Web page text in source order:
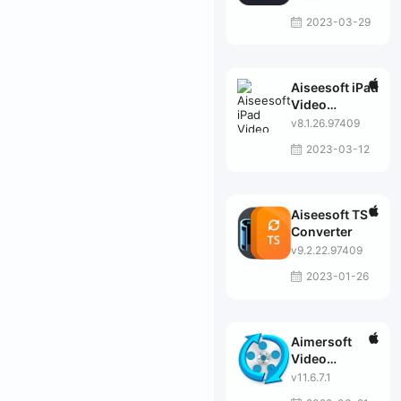
2023-03-29
Aiseesoft iPad
Video
Converter
v8.1.26.97409
2023-03-12
Aiseesoft TS
Converter
v9.2.22.97409
2023-01-26
Aimersoft
Video
Converter
v11.6.7.1